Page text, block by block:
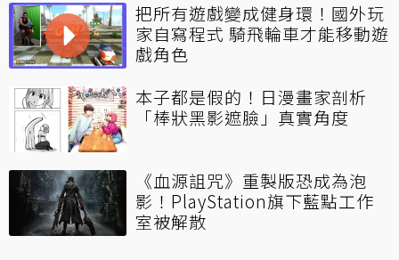
把所有遊戲變成健身環！國外玩
家自寫程式 騎飛輪車才能移動遊
戲角色
本子都是假的！日漫畫家剖析
「棒狀黑影遮臉」真實角度
《血源詛咒》重製版恐成為泡
影！PlayStation旗下藍點工作
室被解散